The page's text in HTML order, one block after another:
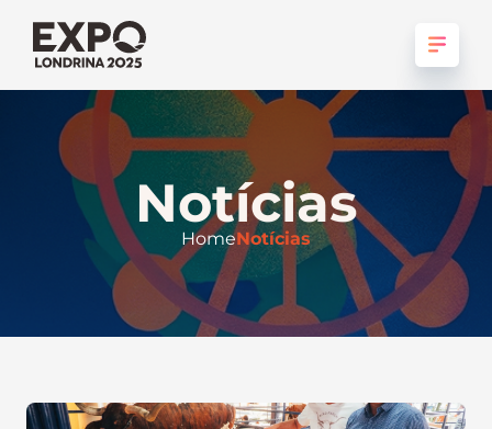
Notícias
HomeNotícias